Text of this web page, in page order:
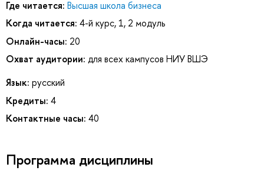
Где читается: Высшая школа бизнеса
Когда читается: 4-й курс, 1, 2 модуль
Онлайн-часы: 20
Охват аудитории: для всех кампусов НИУ ВШЭ
Язык: русский
Кредиты: 4
Контактные часы: 40
Программа дисциплины